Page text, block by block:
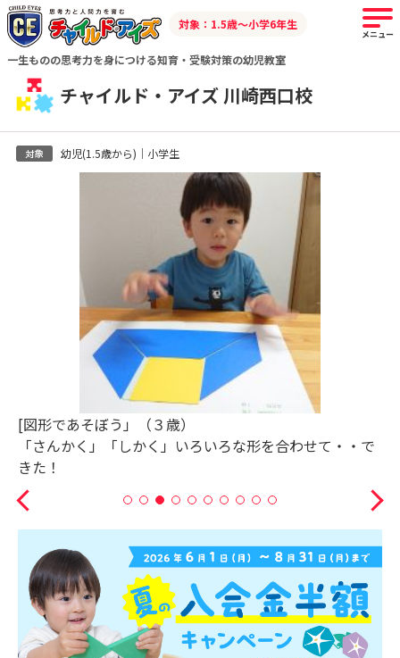
一生ものの思考力を身につける知育・受験対策の幼児教室
対象：1.5歳～小学6年生
メニュー
チャイルド・アイズ 川崎西口校
幼児(1.5歳から)｜小学生
「複雑な命令」５歳
上下左右を意識しながら、先生からの複雑指示の理解を
深めることができましたね♪